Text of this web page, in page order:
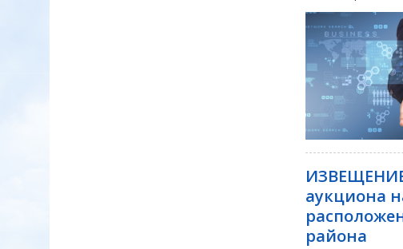
аукциона
района